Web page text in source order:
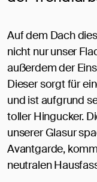
Auf dem Dach
nicht nur unser
außerdem der
Dieser sorgt für
und ist aufgrund
toller Hingucker.
unserer Glasur
Avantgarde,
neutralen